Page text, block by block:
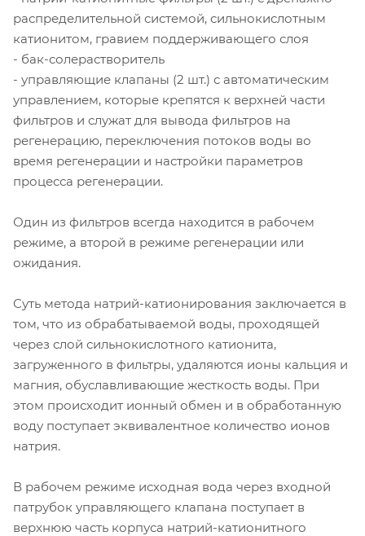
распределительной системой, сильнокислотным
катионитом, гравием поддерживающего слоя
- бак-солерастворитель
- управляющие клапаны (2 шт.) с автоматическим
управлением, которые крепятся к верхней части
фильтров и служат для вывода фильтров на
регенерацию, переключения потоков воды во
время регенерации и настройки параметров
процесса регенерации.
Один из фильтров всегда находится в рабочем
режиме, а второй в режиме регенерации или
ожидания.
Суть метода натрий-катионирования заключается в
том, что из обрабатываемой воды, проходящей
через слой сильнокислотного катионита,
загруженного в фильтры, удаляются ионы кальция и
магния, обуславливающие жесткость воды. При
этом происходит ионный обмен и в обработанную
воду поступает эквивалентное количество ионов
натрия.
В рабочем режиме исходная вода через входной
патрубок управляющего клапана поступает в
верхнюю часть корпуса натрий-катионитного